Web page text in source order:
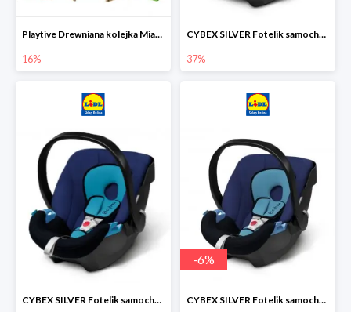
Playtive Drewniana kolejka Miasto lub Farma
16%
CYBEX SILVER Fotelik samochodowy
37%
CYBEX SILVER Fotelik samochodowy -30%
-6%
CYBEX SILVER Fotelik samochodowy + dostawa gratis!